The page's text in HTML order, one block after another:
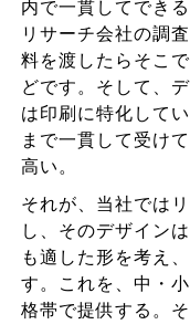
内で一貫してでき
リサーチ会社の調
料を渡したらそこ
どです。そして、
は印刷に特化して
まで一貫して受け
高い。
それが、当社では
し、そのデザイン
も適した形を考え
す。これを、中・
格帯で提供する。